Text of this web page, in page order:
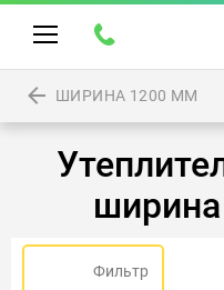
ШИРИНА 1200 ММ
Фильтр